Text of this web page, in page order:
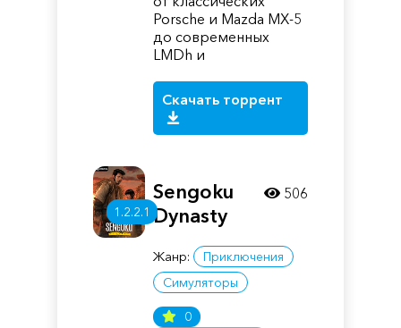
Porsche и Mazda MX-5
до современных
LMDh и
Скачать торрент
1.2.2.1
Sengoku
Dynasty
Жанр:
Приключения
Симуляторы
0
506